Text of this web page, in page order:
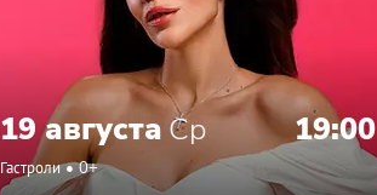
19 августа Ср 19:00
Гастроли 0+